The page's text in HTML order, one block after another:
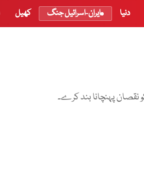
دنیا ایران-اسرائیل جنگ کھیل
پہنچانا بند کرے۔